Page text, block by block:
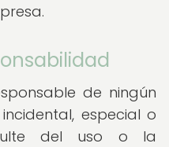
de ningún
especial o
del uso o la